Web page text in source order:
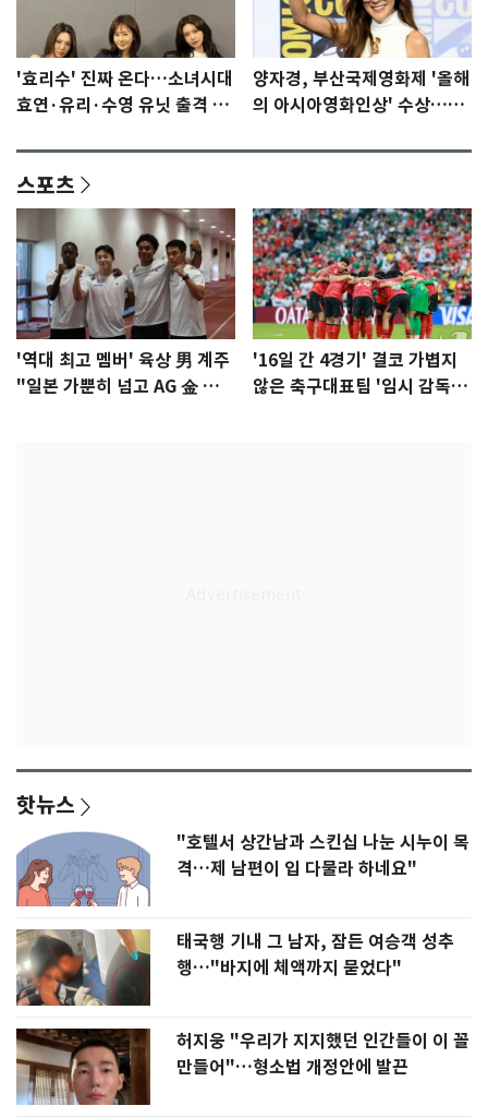
'효리수' 진짜 온다…소녀시대
효연·유리·수영 유닛 출격 [N
양자경, 부산국제영화제 '올해
의 아시아영화인상' 수상…15
스포츠
'역대 최고 멤버' 육상 男 계주
"일본 가뿐히 넘고 AG 金 따겠
'16일 간 4경기' 결코 가볍지
않은 축구대표팀 '임시 감독'
핫뉴스
"호텔서 상간남과 스킨십 나눈 시누이 목
격…제 남편이 입 다물라 하네요"
태국행 기내 그 남자, 잠든 여승객 성추
행…"바지에 체액까지 묻었다"
허지웅 "우리가 지지했던 인간들이 이 꼴
만들어"…형소법 개정안에 발끈